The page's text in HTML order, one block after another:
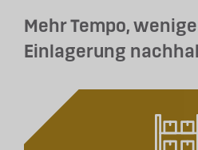
Mehr Tempo,
Einlagerung